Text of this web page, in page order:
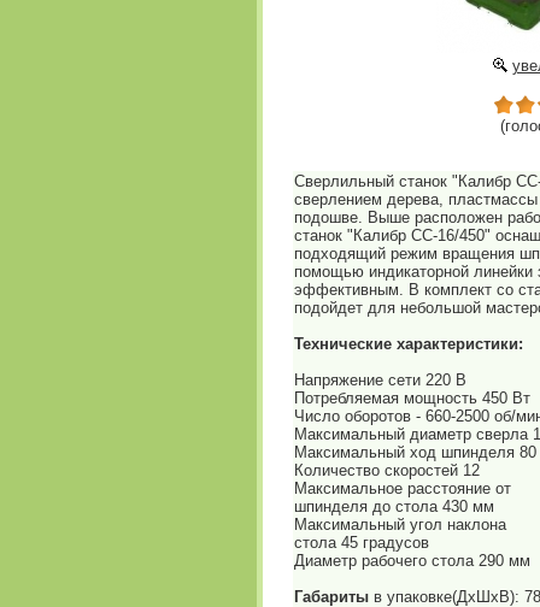
Сверлильный станок "Калибр
сверлением дерева, пластмассы
подошве. Выше расположен
станок "Калибр СС-16/450"
подходящий режим вращения
помощью индикаторной линейки
эффективным. В комплект со
подойдет для небольшой
Технические характеристики:
Напряжение сети 220 В
Потребляемая мощность 450 Вт
Число оборотов - 660-2500 об/
Максимальный диаметр сверла
Максимальный ход шпинделя
Количество скоростей 12
Максимальное расстояние от
шпинделя до стола 430 мм
Максимальный угол наклона
стола 45 градусов
Диаметр рабочего стола 290 мм
Габариты в упаковке(ДхШхВ):